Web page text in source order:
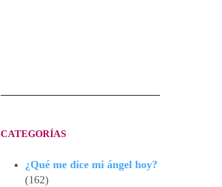
CATEGORÍAS
¿Qué me dice mi ángel hoy?
(162)